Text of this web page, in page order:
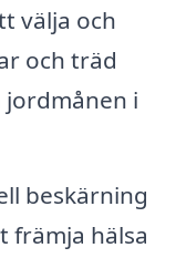
välja och
och träd
jordmånen i
beskärning
främja hälsa